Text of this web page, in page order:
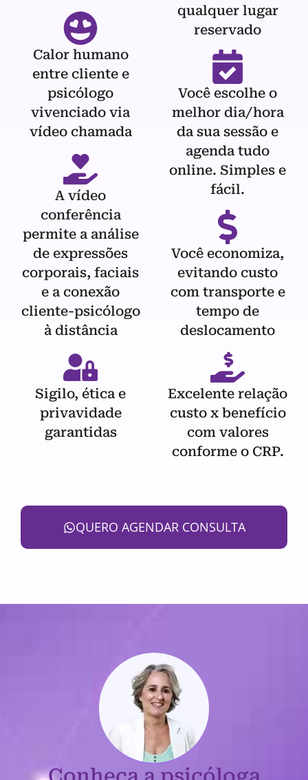
Calor humano
entre cliente e
psicólogo
vivenciado via
vídeo chamada
A vídeo
conferência
permite a análise
de expressões
corporais, faciais
e a conexão
cliente-psicólogo
à distância
Sigilo, ética e
privavidade
garantidas
qualquer lugar
reservado
Você escolhe o
melhor dia/hora
da sua sessão e
agenda tudo
online. Simples e
fácil.
Você economiza,
evitando custo
com transporte e
tempo de
deslocamento
Excelente relação
custo x benefício
com valores
conforme o CRP.
QUERO AGENDAR CONSULTA